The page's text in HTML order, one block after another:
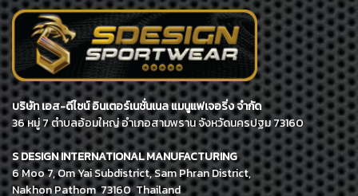
บริษัท เอส-ดีไซน์ อินเตอร์เนชั่นเนล แมนูแฟเจอริ่ง จำกัด
36 หมู่ 7 ตำบลอ้อมใหญ่ อำเภอสามพราน จังหวัดนครปฐม 73160
S DESIGN INTERNATIONAL MANUFACTURING
6 Moo 7, Om Yai Subdistrict, Sam Phran District,
Nakhon Pathom 73160 Thailand